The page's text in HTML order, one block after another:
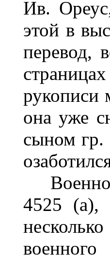
Ив.
этой в
перевод,
рукописи
она уже
сыном гр.
Военно-
4525 (а),